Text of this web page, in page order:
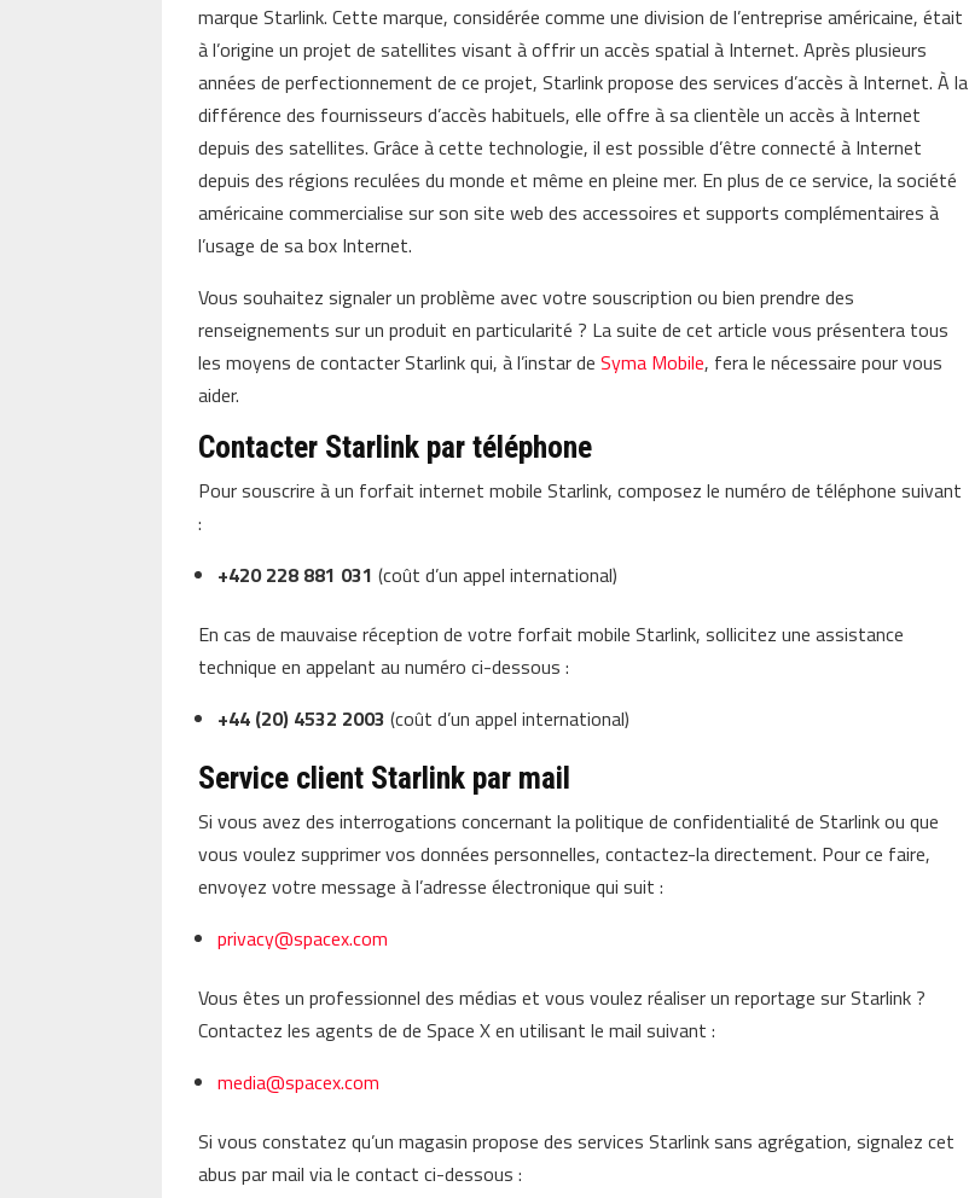
marque Starlink. Cette marque, considérée comme une division de l’entreprise américaine, était
à l’origine un projet de satellites visant à offrir un accès spatial à Internet. Après plusieurs
années de perfectionnement de ce projet, Starlink propose des services d’accès à Internet. À la
différence des fournisseurs d’accès habituels, elle offre à sa clientèle un accès à Internet
depuis des satellites. Grâce à cette technologie, il est possible d’être connecté à Internet
depuis des régions reculées du monde et même en pleine mer. En plus de ce service, la société
américaine commercialise sur son site web des accessoires et supports complémentaires à
l’usage de sa box Internet.
Vous souhaitez signaler un problème avec votre souscription ou bien prendre des
renseignements sur un produit en particularité ? La suite de cet article vous présentera tous
les moyens de contacter Starlink qui, à l’instar deSyma Mobile, fera le nécessaire pour vous
aider.
Contacter Starlink par téléphone
Pour souscrire à un forfait internet mobile Starlink, composez le numéro de téléphone suivant
:
+420 228 881 031 (coût d’un appel international)
En cas de mauvaise réception de votre forfait mobile Starlink, sollicitez une assistance
technique en appelant au numéro ci-dessous :
+44 (20) 4532 2003 (coût d’un appel international)
Service client Starlink par mail
Si vous avez des interrogations concernant la politique de confidentialité de Starlink ou que
vous voulez supprimer vos données personnelles, contactez-la directement. Pour ce faire,
envoyez votre message à l’adresse électronique qui suit :
privacy@spacex.com
Vous êtes un professionnel des médias et vous voulez réaliser un reportage sur Starlink ?
Contactez les agents de de Space X en utilisant le mail suivant :
media@spacex.com
Si vous constatez qu’un magasin propose des services Starlink sans agrégation, signalez cet
abus par mail via le contact ci-dessous :